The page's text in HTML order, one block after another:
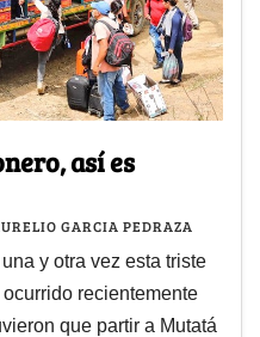
así es
GARCIA PEDRAZA
y otra vez esta triste
recientemente
que partir a Mutatá